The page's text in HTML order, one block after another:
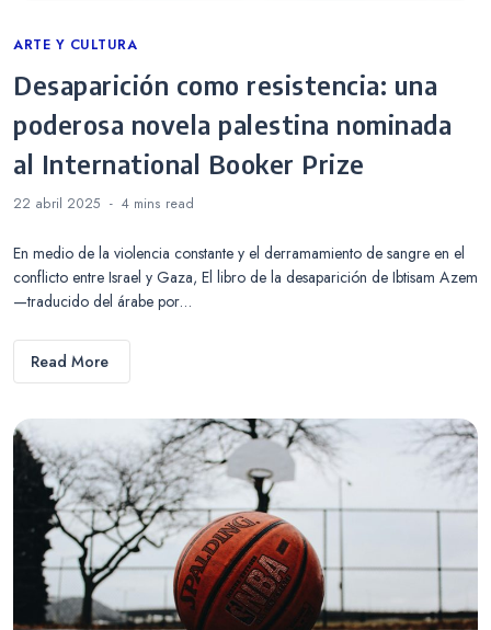
Categories
ARTE Y CULTURA
Desaparición como resistencia: una
poderosa novela palestina nominada
al International Booker Prize
22 abril 2025 4 mins read
En medio de la violencia constante y el derramamiento de sangre en el
conflicto entre Israel y Gaza, El libro de la desaparición de Ibtisam Azem
—traducido del árabe por…
Read More